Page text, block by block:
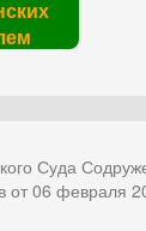
Суда
от 06 февраля